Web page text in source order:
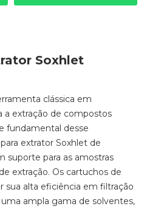
Soxhlet
clássica em
a extração de compostos
fundamental desse
extrator Soxhlet de
suporte para as amostras
extração. Os cartuchos de
sua alta eficiência em filtração
ampla gama de solventes,